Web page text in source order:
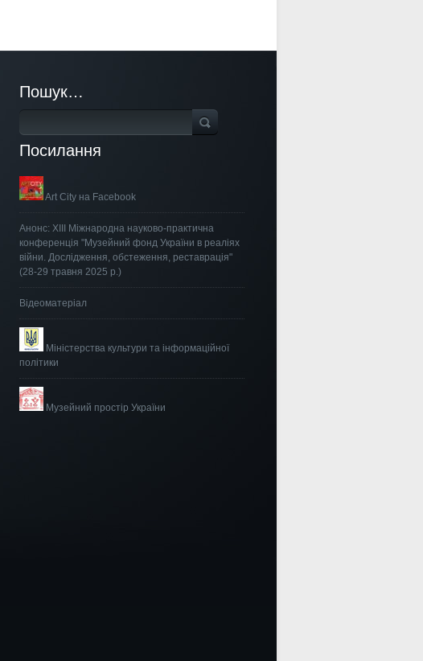
Пошук…
Посилання
Art City на Facebook
Анонс: ХІІІ Міжнародна науково-практична
конференція "Музейний фонд України в реаліях
війни. Дослідження, обстеження, реставрація"
(28-29 травня 2025 р.)
Відеоматеріал
Міністерства культури та інформаційної
політики
Музейний простір України